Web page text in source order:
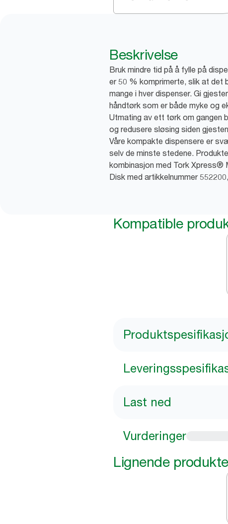
Beskrivelse
Bruk mindre tid på å fylle på
er 50 % komprimerte, slik at det
mange i hver dispenser. Gi
håndtørk som er både myke og
Utmating av ett tørk om gangen
og redusere sløsing siden
Våre kompakte dispensere er
selv de minste stedene.
kombinasjon med Tork Xpress®
Disk med artikkelnummer
Kompatible
Last ned
Vurderinger
Lignende